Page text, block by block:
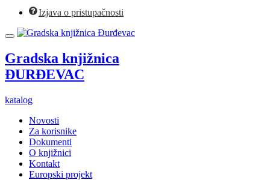
Izjava o pristupačnosti
Gradska knjižnica
ĐURĐEVAC
katalog
Novosti
Za korisnike
Dokumenti
O knjižnici
Kontakt
Europski projekt